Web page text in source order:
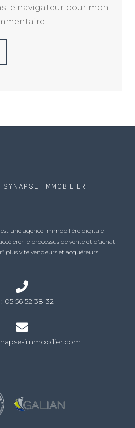
le navigateur pour mon
SYNAPSE IMMOBILIER
une agence immobilière digitale
le processus de vente et d’achat
plus vite vendeurs et acquéreurs.
05 56 52 38 32
immobilier.com